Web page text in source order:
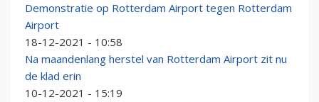
Demonstratie op Rotterdam Airport tegen Rotterdam
Airport
18-12-2021 - 10:58
Na maandenlang herstel van Rotterdam Airport zit nu
de klad erin
10-12-2021 - 15:19